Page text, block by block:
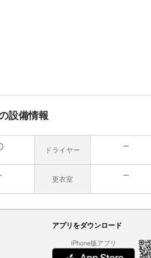
設備情報
ドライヤー
更衣室
アプリをダウンロード
iPhone版アプリ